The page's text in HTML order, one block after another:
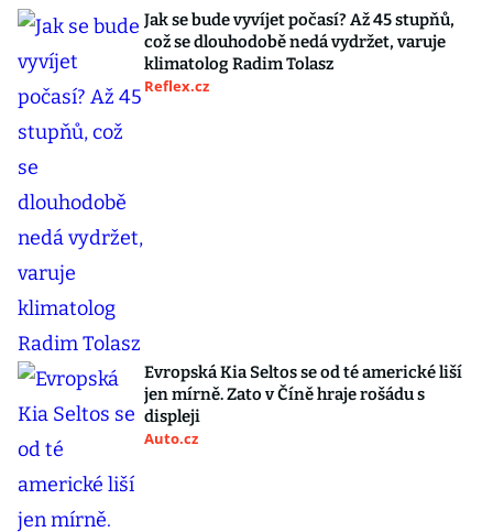
Jak se bude vyvíjet počasí? Až 45 stupňů,
což se dlouhodobě nedá vydržet, varuje
klimatolog Radim Tolasz
Reflex.cz
Evropská Kia Seltos se od té americké liší
jen mírně. Zato v Číně hraje rošádu s
displeji
Auto.cz